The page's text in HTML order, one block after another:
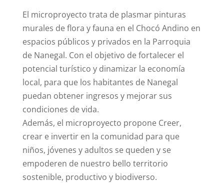
El microproyecto trata de plasmar pinturas
murales de flora y fauna en el Chocó Andino en
espacios públicos y privados en la Parroquia
de Nanegal. Con el objetivo de fortalecer el
potencial turístico y dinamizar la economía
local, para que los habitantes de Nanegal
puedan obtener ingresos y mejorar sus
condiciones de vida.
Además, el microproyecto propone Creer,
crear e invertir en la comunidad para que
niños, jóvenes y adultos se queden y se
empoderen de nuestro bello territorio
sostenible, productivo y biodiverso.